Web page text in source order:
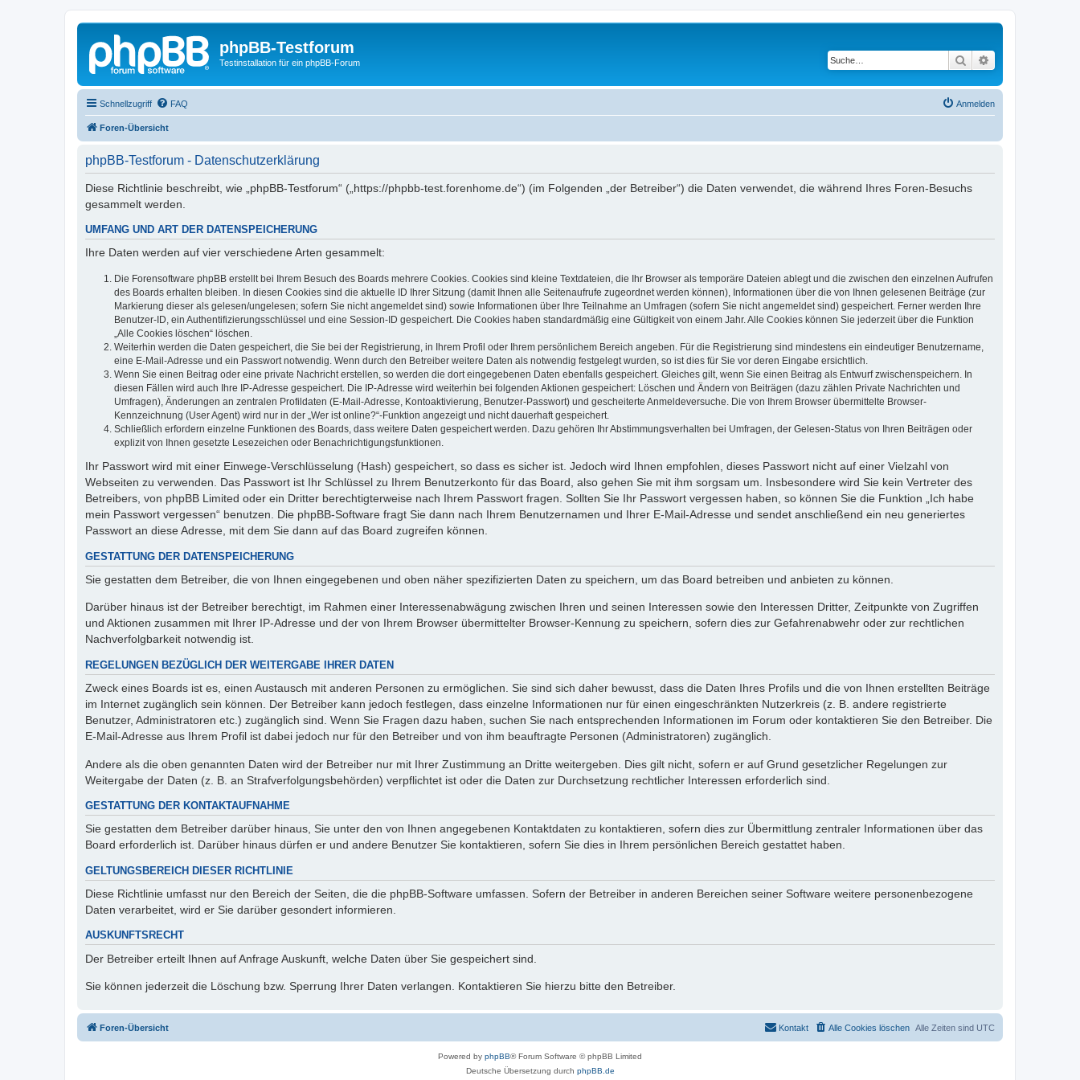
phpBB-Testforum
Testinstallation für ein phpBB-Forum Suche
Schnellzugriff FAQ Anmelden
Foren-Übersicht
phpBB-Testforum - Datenschutzerklärung
Diese Richtlinie beschreibt, wie „phpBB-Testforum“ („https://phpbb-test.forenhome.de“) (im Folgenden „der Betreiber“) die Daten verwendet, die während Ihres Foren-Besuchs
gesammelt werden.
UMFANG UND ART DER DATENSPEICHERUNG
Ihre Daten werden auf vier verschiedene Arten gesammelt:
Die Forensoftware phpBB erstellt bei Ihrem Besuch des Boards mehrere Cookies. Cookies sind kleine Textdateien, die Ihr Browser als temporäre Dateien ablegt und die zwischen den einzelnen Aufrufen
des Boards erhalten bleiben. In diesen Cookies sind die aktuelle ID Ihrer Sitzung (damit Ihnen alle Seitenaufrufe zugeordnet werden können), Informationen über die von Ihnen gelesenen Beiträge (zur
Markierung dieser als gelesen/ungelesen; sofern Sie nicht angemeldet sind) sowie Informationen über Ihre Teilnahme an Umfragen (sofern Sie nicht angemeldet sind) gespeichert. Ferner werden Ihre
Benutzer-ID, ein Authentifizierungsschlüssel und eine Session-ID gespeichert. Die Cookies haben standardmäßig eine Gültigkeit von einem Jahr. Alle Cookies können Sie jederzeit über die Funktion
„Alle Cookies löschen“ löschen.
Weiterhin werden die Daten gespeichert, die Sie bei der Registrierung, in Ihrem Profil oder Ihrem persönlichem Bereich angeben. Für die Registrierung sind mindestens ein eindeutiger Benutzername,
eine E-Mail-Adresse und ein Passwort notwendig. Wenn durch den Betreiber weitere Daten als notwendig festgelegt wurden, so ist dies für Sie vor deren Eingabe ersichtlich.
Wenn Sie einen Beitrag oder eine private Nachricht erstellen, so werden die dort eingegebenen Daten ebenfalls gespeichert. Gleiches gilt, wenn Sie einen Beitrag als Entwurf zwischenspeichern. In
diesen Fällen wird auch Ihre IP-Adresse gespeichert. Die IP-Adresse wird weiterhin bei folgenden Aktionen gespeichert: Löschen und Ändern von Beiträgen (dazu zählen Private Nachrichten und
Umfragen), Änderungen an zentralen Profildaten (E-Mail-Adresse, Kontoaktivierung, Benutzer-Passwort) und gescheiterte Anmeldeversuche. Die von Ihrem Browser übermittelte Browser-
Kennzeichnung (User Agent) wird nur in der „Wer ist online?“-Funktion angezeigt und nicht dauerhaft gespeichert.
Schließlich erfordern einzelne Funktionen des Boards, dass weitere Daten gespeichert werden. Dazu gehören Ihr Abstimmungsverhalten bei Umfragen, der Gelesen-Status von Ihren Beiträgen oder
explizit von Ihnen gesetzte Lesezeichen oder Benachrichtigungsfunktionen.
Ihr Passwort wird mit einer Einwege-Verschlüsselung (Hash) gespeichert, so dass es sicher ist. Jedoch wird Ihnen empfohlen, dieses Passwort nicht auf einer Vielzahl von
Webseiten zu verwenden. Das Passwort ist Ihr Schlüssel zu Ihrem Benutzerkonto für das Board, also gehen Sie mit ihm sorgsam um. Insbesondere wird Sie kein Vertreter des
Betreibers, von phpBB Limited oder ein Dritter berechtigterweise nach Ihrem Passwort fragen. Sollten Sie Ihr Passwort vergessen haben, so können Sie die Funktion „Ich habe
mein Passwort vergessen“ benutzen. Die phpBB-Software fragt Sie dann nach Ihrem Benutzernamen und Ihrer E-Mail-Adresse und sendet anschließend ein neu generiertes
Passwort an diese Adresse, mit dem Sie dann auf das Board zugreifen können.
GESTATTUNG DER DATENSPEICHERUNG
Sie gestatten dem Betreiber, die von Ihnen eingegebenen und oben näher spezifizierten Daten zu speichern, um das Board betreiben und anbieten zu können.
Darüber hinaus ist der Betreiber berechtigt, im Rahmen einer Interessenabwägung zwischen Ihren und seinen Interessen sowie den Interessen Dritter, Zeitpunkte von Zugriffen
und Aktionen zusammen mit Ihrer IP-Adresse und der von Ihrem Browser übermittelter Browser-Kennung zu speichern, sofern dies zur Gefahrenabwehr oder zur rechtlichen
Nachverfolgbarkeit notwendig ist.
REGELUNGEN BEZÜGLICH DER WEITERGABE IHRER DATEN
Zweck eines Boards ist es, einen Austausch mit anderen Personen zu ermöglichen. Sie sind sich daher bewusst, dass die Daten Ihres Profils und die von Ihnen erstellten Beiträge
im Internet zugänglich sein können. Der Betreiber kann jedoch festlegen, dass einzelne Informationen nur für einen eingeschränkten Nutzerkreis (z. B. andere registrierte
Benutzer, Administratoren etc.) zugänglich sind. Wenn Sie Fragen dazu haben, suchen Sie nach entsprechenden Informationen im Forum oder kontaktieren Sie den Betreiber. Die
E-Mail-Adresse aus Ihrem Profil ist dabei jedoch nur für den Betreiber und von ihm beauftragte Personen (Administratoren) zugänglich.
Andere als die oben genannten Daten wird der Betreiber nur mit Ihrer Zustimmung an Dritte weitergeben. Dies gilt nicht, sofern er auf Grund gesetzlicher Regelungen zur
Weitergabe der Daten (z. B. an Strafverfolgungsbehörden) verpflichtet ist oder die Daten zur Durchsetzung rechtlicher Interessen erforderlich sind.
GESTATTUNG DER KONTAKTAUFNAHME
Sie gestatten dem Betreiber darüber hinaus, Sie unter den von Ihnen angegebenen Kontaktdaten zu kontaktieren, sofern dies zur Übermittlung zentraler Informationen über das
Board erforderlich ist. Darüber hinaus dürfen er und andere Benutzer Sie kontaktieren, sofern Sie dies in Ihrem persönlichen Bereich gestattet haben.
GELTUNGSBEREICH DIESER RICHTLINIE
Diese Richtlinie umfasst nur den Bereich der Seiten, die die phpBB-Software umfassen. Sofern der Betreiber in anderen Bereichen seiner Software weitere personenbezogene
Daten verarbeitet, wird er Sie darüber gesondert informieren.
AUSKUNFTSRECHT
Der Betreiber erteilt Ihnen auf Anfrage Auskunft, welche Daten über Sie gespeichert sind.
Sie können jederzeit die Löschung bzw. Sperrung Ihrer Daten verlangen. Kontaktieren Sie hierzu bitte den Betreiber.
Foren-Übersicht Alle Zeiten sind UTC
Alle Cookies löschen
Kontakt
Powered by phpBB® Forum Software © phpBB Limited
Deutsche Übersetzung durch phpBB.de